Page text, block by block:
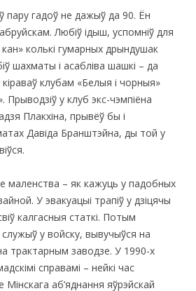
пару гадоў не дажыў да 90. Ён
Любіў ідыш, успомніў для
колькі гумарных дрындушак
шахматы і асабліва шашкі – да
клубам «Белыя і чорныя»
Прыводзіў у клуб экс-чэмпіёна
Плакхіна, прывёў бы і
Давіда Бранштэйна, ды той у
маленства – як кажуць у падобных
У эвакуацыі трапіў у дзіцячы
калгасныя статкі. Потым
у войску, вывучыўся на
трактарным заводзе. У 1990-х
справамі – нейкі час
Мінскага аб’яднання яўрэйскай